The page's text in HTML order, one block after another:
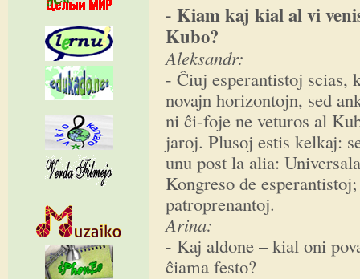
- Kiam kaj kial al vi
Kubo?
Aleksandr:
- Ĉiuj esperantistoj scias,
novajn horizontojn, sed
ni ĉi-foje ne veturos al
jaroj. Plusoj estis kelkaj:
unu post la alia:
Kongreso de
patroprenantoj.
Arina:
- Kaj aldone – kial oni
ĉiama festo?